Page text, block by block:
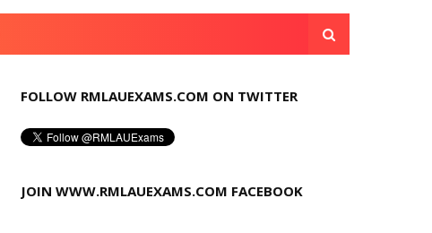
FOLLOW RMLAUEXAMS.COM ON TWITTER
JOIN WWW.RMLAUEXAMS.COM FACEBOOK